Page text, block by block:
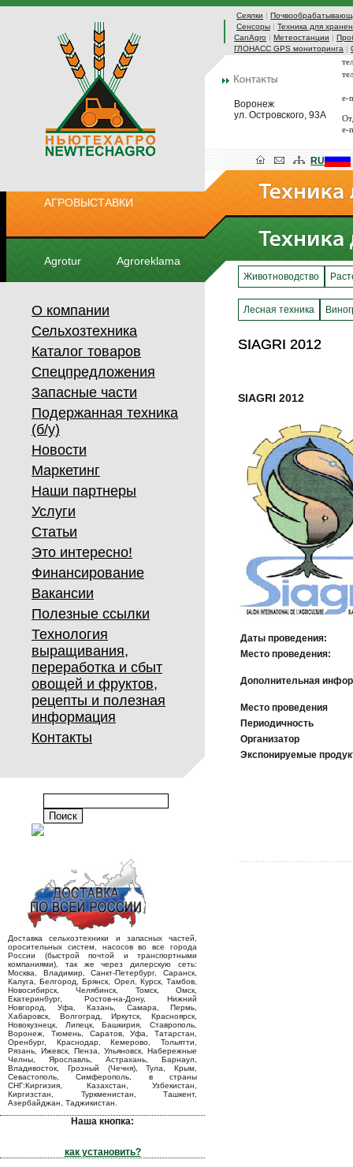
Сеялки |
Сенсоры | Техника для
CanAgro | Метеостанции |
ГЛОНАСС GPS мониторинга |
Воронеж
ул. Островского, 93А
e-
e-
АГРОВЫСТАВКИ
Agrotur Agroreklama
RU
О компании
Сельхозтехника
Каталог товаров
Спецпредложения
Запасные части
Подержанная техника
(б/у)
Новости
Маркетинг
Наши партнеры
Услуги
Статьи
Это интересно!
Финансирование
Вакансии
Полезные ссылки
Технология
выращивания,
переработка и сбыт
овощей и фруктов,
рецепты и полезная
информация
Контакты
Доставка сельхозтехники и запасных частей,
оросительных систем, насосов во все города
России (быстрой почтой и транспортными
компаниями), так же через дилерскую сеть:
Москва, Владимир, Санкт-Петербург, Саранск,
Калуга, Белгород, Брянск, Орел, Курск, Тамбов,
Новосибирск, Челябинск, Томск, Омск,
Екатеринбург, Ростов-на-Дону, Нижний
Новгород, Уфа, Казань, Самара, Пермь,
Хабаровск, Волгоград, Иркутск, Красноярск,
Новокузнецк, Липецк, Башкирия, Ставрополь,
Воронеж, Тюмень, Саратов, Уфа, Татарстан,
Оренбург, Краснодар, Кемерово, Тольятти,
Рязань, Ижевск, Пенза, Ульяновск, Набережные
Челны, Ярославль, Астрахань, Барнаул,
Владивосток, Грозный (Чечня), Тула, Крым,
Севастополь, Симферополь, в страны
СНГ:Киргизия, Казахстан, Узбекистан,
Киргизстан, Туркменистан, Ташкент,
Азербайджан, Таджикистан.
Наша кнопка:
как установить?
Животноводство
Лесная техника
SIAGRI 2012
SIAGRI 2012
SIAGRI 2012
Даты проведения:
Место проведения:
Дополнительная
Место проведения
Периодичность
Организатор
Экспонируемые